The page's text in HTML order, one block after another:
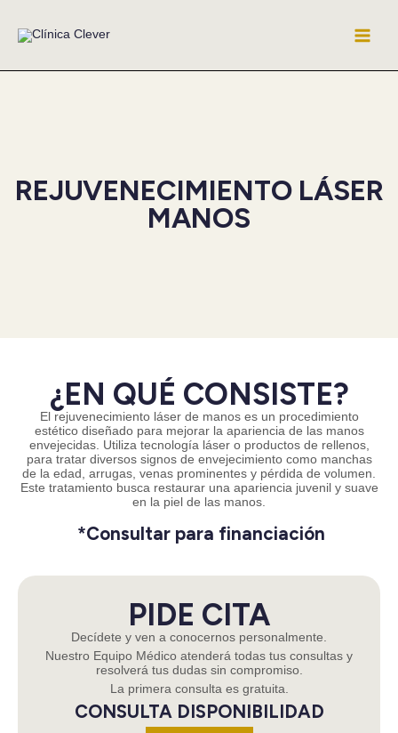
contenido
REJUVENECIMIENTO LÁSER
MANOS
¿EN QUÉ CONSISTE?
El rejuvenecimiento láser de manos es un procedimiento
estético diseñado para mejorar la apariencia de las manos
envejecidas. Utiliza tecnología láser o productos de rellenos,
para tratar diversos signos de envejecimiento como manchas
de la edad, arrugas, venas prominentes y pérdida de volumen.
Este tratamiento busca restaurar una apariencia juvenil y suave
en la piel de las manos.
*Consultar para financiación
PIDE CITA
Decídete y ven a conocernos personalmente.
Nuestro Equipo Médico atenderá todas tus consultas y
resolverá tus dudas sin compromiso.
La primera consulta es gratuita.
CONSULTA DISPONIBILIDAD